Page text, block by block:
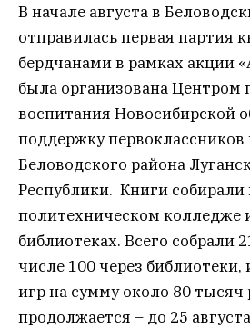
В начале августа в
отправилась первая партия
бердчанами в рамках акции
была организована Центром
воспитания Новосибирской
поддержку первоклассников
Беловодского района
Республики. Книги собирали
политехническом колледже
библиотеках. Всего собрали
числе 100 через
игр на сумму около 80 тысяч
продолжается – до 25